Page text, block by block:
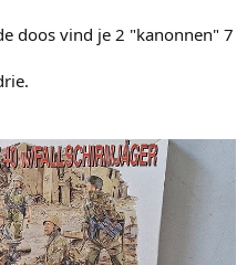
doos vind je 2 "kanonnen" 7